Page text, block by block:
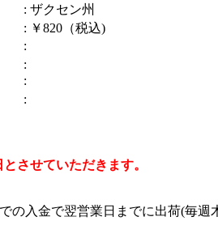
: ザクセン州
: ￥820（税込)
:
:
:
:
させていただきます。
の入金で翌営業日までに出荷(毎週